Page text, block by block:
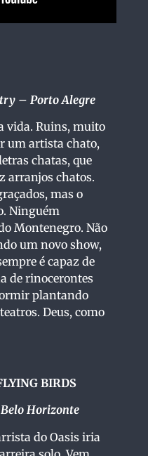
– Porto Alegre
vida. Ruins, muito
um artista chato,
chatas, que
arranjos chatos.
mas o
Ninguém
Montenegro. Não
um novo show,
é capaz de
de rinocerontes
plantando
Deus, como
BIRDS
Horizonte
do Oasis iria